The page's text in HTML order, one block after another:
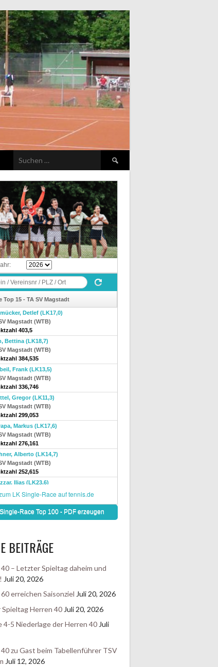
Suchen
nach:
BEITRÄGE
– Letzter Spieltag daheim und
Juli 20, 2026
erreichen Saisonziel Juli 20, 2026
Herren 40 Juli 20, 2026
4-5 Niederlage der Herren 40 Juli
zu Gast beim Tabellenführer TSV
Juli 12, 2026